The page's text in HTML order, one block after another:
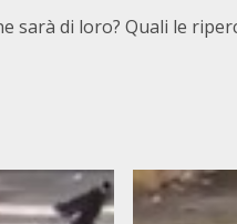
sarà di loro? Quali le